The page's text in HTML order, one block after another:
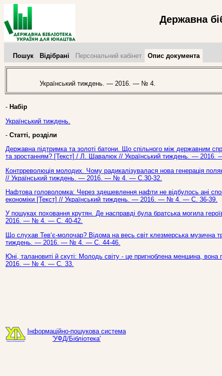
Державна
Пошук Відібрані Персональний кабінет Опис документа
Український тиждень. — 2016. — № 4.
- Набір
Український тиждень.
- Статті, розділи
Державна підтримка та золоті батони. Що спільного між державним
та зростанням? [Текст] / Л. Шавалюк // Український тиждень. —
Контрреволюція молодих. Чому радикалізувалася нова генерація
// Український тиждень. — 2016. — № 4. — С.30-32.
Нафтова головоломка: Через здешевлення нафти не відбулось ані
економіки [Текст] // Український тиждень. — 2016. — № 4. — С. 36-39.
У пошуках поховання крутян. Де насправді була братська могила
2016. — № 4. — С. 40-42.
Що слухав Тев‘є-молочар? Відома на весь світ клезмерська музична
тиждень. — 2016. — № 4. — С. 44-46.
Юні, талановиті й скуті: Молодь світу - це пригноблена меншина,
2016. — № 4. — С. 33.
Інформаційно-пошукова система
'УФД/Бібліотека'